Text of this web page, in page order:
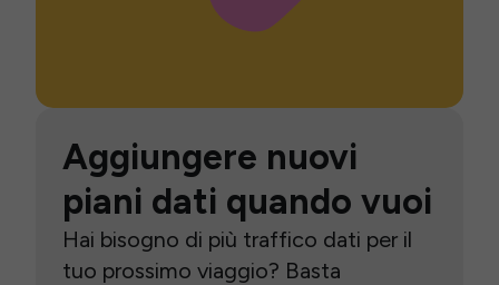
Aggiungere nuovi
piani dati quando vuoi
Hai bisogno di più traffico dati per il
tuo prossimo viaggio? Basta